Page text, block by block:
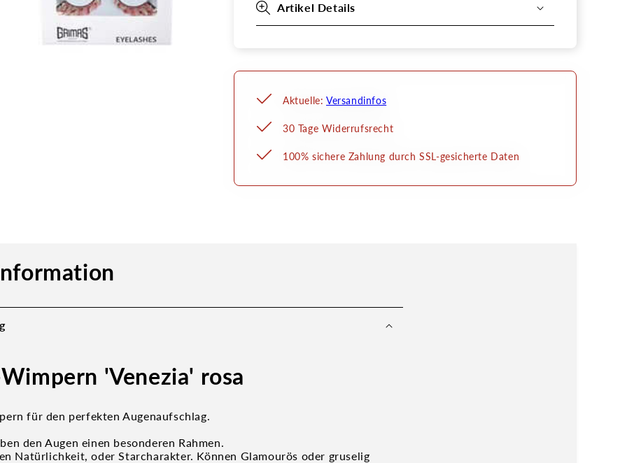
Artikel Details
Aktuelle: Versandinfos
30 Tage Widerrufsrecht
100% sichere Zahlung durch SSL-gesicherte Daten
'Venezia' rosa
für den perfekten Augenaufschlag.
den Augen einen besonderen Rahmen.
Natürlichkeit, oder Starcharakter. Können Glamourös oder gruselig